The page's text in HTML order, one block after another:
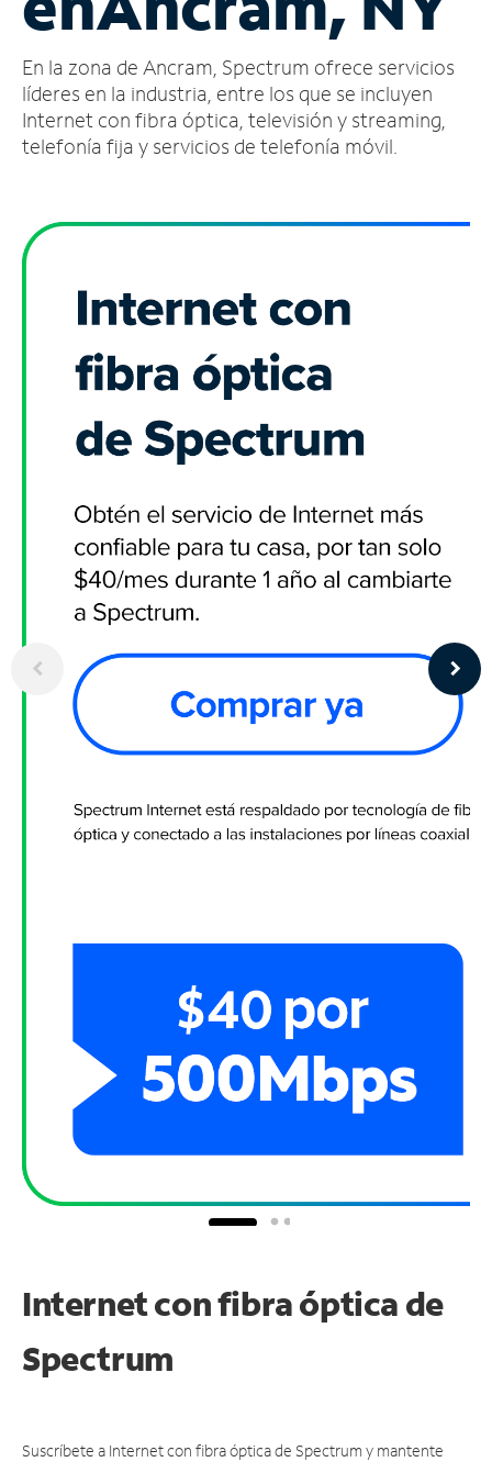
cuenta
Encuentra
una
tienda
En la zona de Ancram, Spectrum ofrece servicios
líderes en la industria, entre los que se incluyen
Internet con fibra óptica, televisión y streaming,
telefonía fija y servicios de telefonía móvil.
Internet con fibra óptica de
Spectrum
Suscríbete a Internet con fibra óptica de Spectrum y mantente